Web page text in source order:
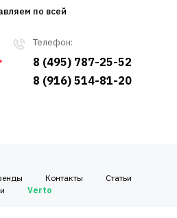
Телефон:
8 (495) 787-25-52
8 (916) 514-81-20
по всей
Контакты
Статьи
Verto